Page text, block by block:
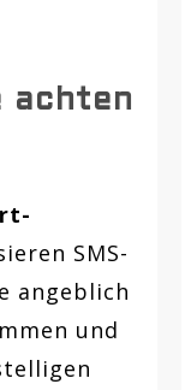
achten
SMS-
angeblich
und